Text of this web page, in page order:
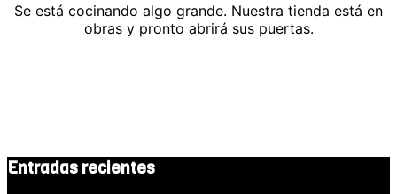
Se está cocinando algo grande. Nuestra tienda está en
obras y pronto abrirá sus puertas.
Entradas recientes